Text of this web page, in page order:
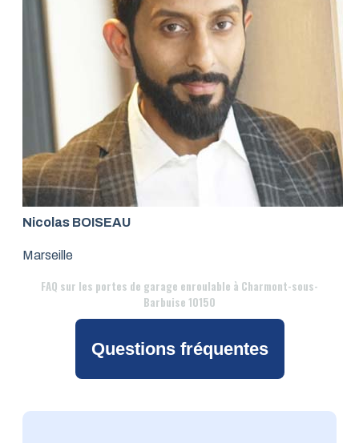
Nicolas BOISEAU
Marseille
FAQ sur les portes de garage enroulable à Charmont-sous-
Barbuise 10150
Questions fréquentes